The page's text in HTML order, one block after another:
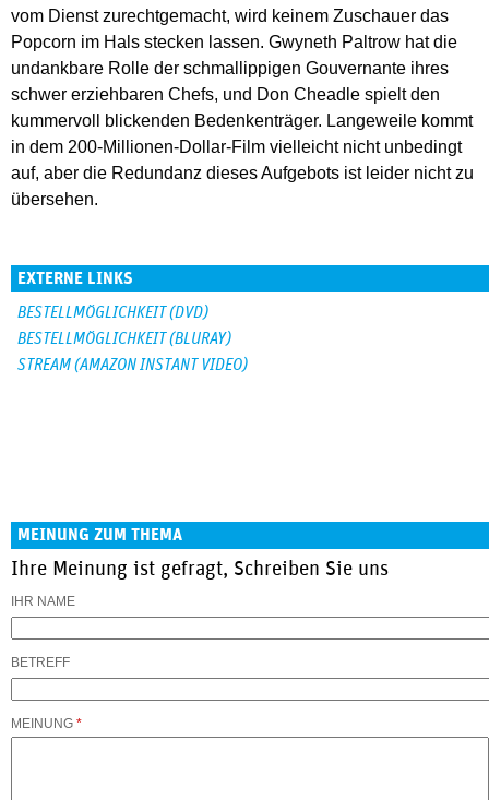
vom Dienst zurechtgemacht, wird keinem Zuschauer das
Popcorn im Hals stecken lassen. Gwyneth Paltrow hat die
undankbare Rolle der schmallippigen Gouvernante ihres
schwer erziehbaren Chefs, und Don Cheadle spielt den
kummervoll blickenden Bedenkenträger. Langeweile kommt
in dem 200-Millionen-Dollar-Film vielleicht nicht unbedingt
auf, aber die Redundanz dieses Aufgebots ist leider nicht zu
übersehen.
EXTERNE LINKS
BESTELLMÖGLICHKEIT (DVD)
BESTELLMÖGLICHKEIT (BLURAY)
STREAM (AMAZON INSTANT VIDEO)
MEINUNG ZUM THEMA
Ihre Meinung ist gefragt, Schreiben Sie uns
IHR NAME
BETREFF
MEINUNG *